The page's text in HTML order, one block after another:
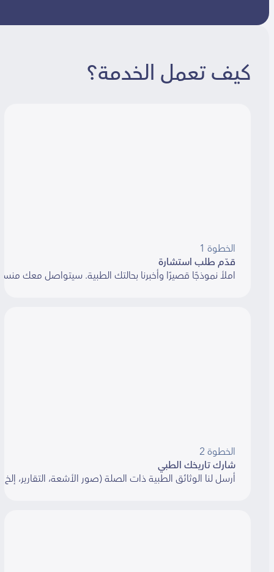
كيف تعمل الخدمة؟
الخطوة 1
قدّم طلب استشارة
املأ نموذجًا قصيرًا وأخبرنا بحالتك الطبية. سيتواصل معك منسق خلال 48
الخطوة 2
شارك تاريخك الطبي
أرسل لنا الوثائق الطبية ذات الصلة (صور الأشعة، التقارير، إلخ).